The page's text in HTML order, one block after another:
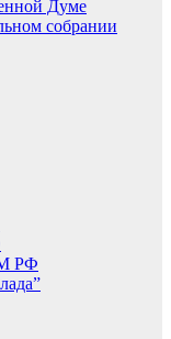
Думе
собрании
РФ